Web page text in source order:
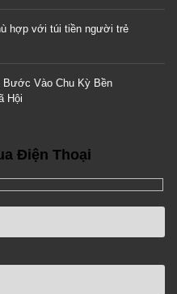
hợp với túi tiền người trẻ
Bước Vào Chu Kỳ Bền
Hội
Điện Thoại